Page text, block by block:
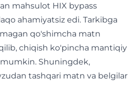
mahsulot HIX bypass
ahamiyatsiz edi. Tarkibga
qo'shimcha matn
chiqish ko'pincha mantiqiy
Shuningdek,
tashqari matn va belgilar